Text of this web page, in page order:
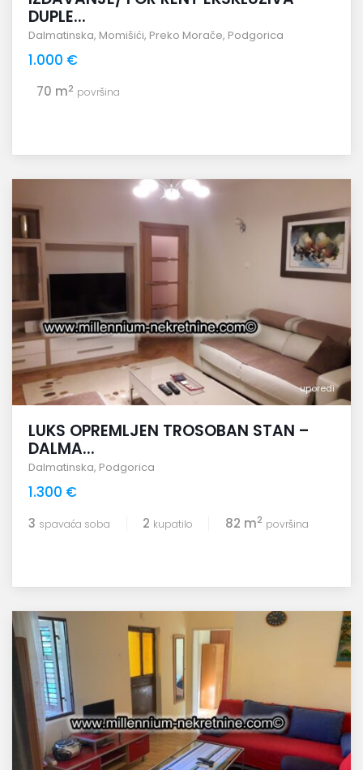
DUPLE...
Dalmatinska, Momišići, Preko Morače, Podgorica
1.000 €
70 m2 površina
uporedi
LUKS OPREMLJEN TROSOBAN STAN –
DALMA...
Dalmatinska, Podgorica
1.300 €
3 spavaća soba 2 kupatilo 82 m2 površina